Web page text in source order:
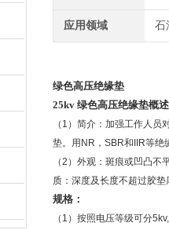
应用领域 石
绿色高压绝缘垫
25kv 绿色高压绝缘垫概
（1）简介：加强工作人
垫。用NR，SBR和IIR等绝
（2）外观：斑痕或凹凸
质：深度及长度不超过胶
规格：
（1）按照电压等级可分